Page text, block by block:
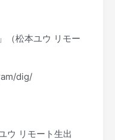
（松本ユウ リモー
dig/
ウ リモート生出